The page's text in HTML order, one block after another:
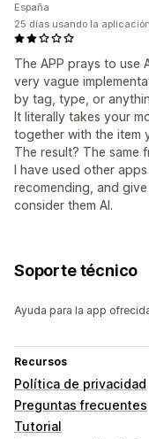
The APP prays to use
very vague
by tag, type, or
It literally takes your
together with the item
The result? The same
I have used other
recomending, and
consider them AI.
España
25 días usando la aplicación
Soporte técnico
Ayuda para la app
Recursos
Política de privacidad
Preguntas frecuentes
Tutorial